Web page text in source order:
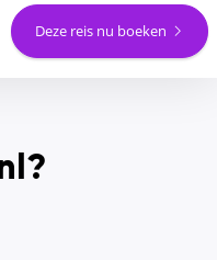
Deze reis nu boeken